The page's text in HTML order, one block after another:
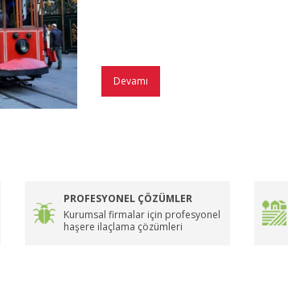
Devamı
PROFESYONEL ÇÖZÜMLER
Kurumsal firmalar için profesyonel
haşere ilaçlama çözümleri